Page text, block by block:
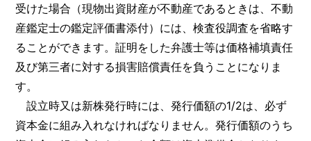
受けた場合（現物出資財産が不動産であるときは、不動
産鑑定士の鑑定評価書添付）には、検査役調査を省略す
ることができます。証明をした弁護士等は価格補填責任
及び第三者に対する損害賠償責任を負うことになりま
す。
設立時又は新株発行時には、発行価額の1/2は、必ず
資本金に組み入れなければなりません。発行価額のうち